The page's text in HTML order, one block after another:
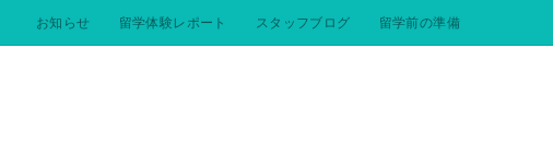
お知らせ 留学体験レポート スタッフブログ 留学前の準備